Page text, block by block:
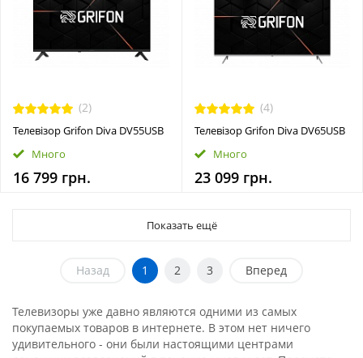
(2)
Телевізор Grifon Diva DV55USB
Много
16 799 грн.
(4)
Телевізор Grifon Diva DV65USB
Много
23 099 грн.
Показать ещё
Назад 1 2 3 Вперед
Телевизоры уже давно являются одними из самых
покупаемых товаров в интернете. В этом нет ничего
удивительного - они были настоящими центрами